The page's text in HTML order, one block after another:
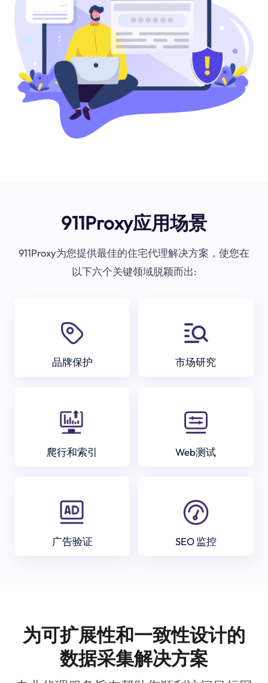
911Proxy应用场景
911Proxy为您提供最佳的住宅代理解决方案，使您在
以下六个关键领域脱颖而出:
品牌保护 市场研究
爬行和索引 Web测试
广告验证 SEO 监控
为可扩展性和一致性设计的
数据采集解决方案